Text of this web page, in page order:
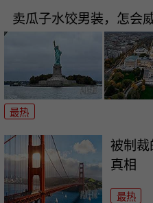
卖瓜子水饺男装，怎会
最热
被制裁
真相
最热